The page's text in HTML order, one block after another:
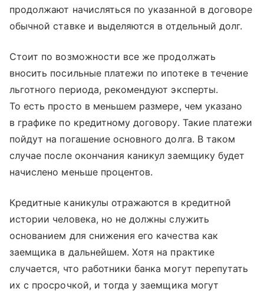
продолжают начисляться по указанной в договоре
обычной ставке и выделяются в отдельный долг.
Стоит по возможности все же продолжать
вносить посильные платежи по ипотеке в течение
льготного периода, рекомендуют эксперты.
То есть просто в меньшем размере, чем указано
в графике по кредитному договору. Такие платежи
пойдут на погашение основного долга. В таком
случае после окончания каникул заемщику будет
начислено меньше процентов.
Кредитные каникулы отражаются в кредитной
истории человека, но не должны служить
основанием для снижения его качества как
заемщика в дальнейшем. Хотя на практике
случается, что работники банка могут перепутать
их с просрочкой, и тогда у заемщика могут